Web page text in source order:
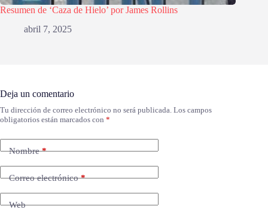
Resumen de ‘Caza de Hielo’ por James Rollins
abril 7, 2025
Deja un comentario
Tu dirección de correo electrónico no será publicada. Los campos
obligatorios están marcados con *
Nombre*
Correo electrónico*
Web